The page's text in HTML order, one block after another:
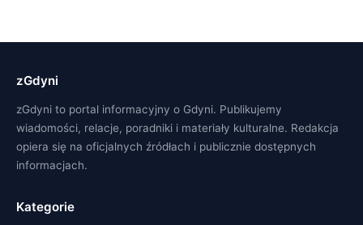
zGdyni
zGdyni to portal informacyjny o Gdyni. Publikujemy
wiadomości, relacje, poradniki i materiały kulturalne. Redakcja
opiera się na oficjalnych źródłach i publicznie dostępnych
informacjach.
Kategorie